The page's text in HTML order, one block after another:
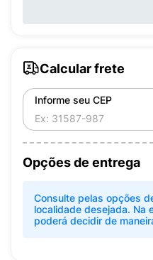
Calcular frete
Informe seu CEP
Opções de entrega
Consulte pelas opções
localidade desejada. Na
poderá decidir de